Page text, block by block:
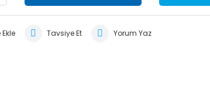
Tavsiye Et Yorum Yaz